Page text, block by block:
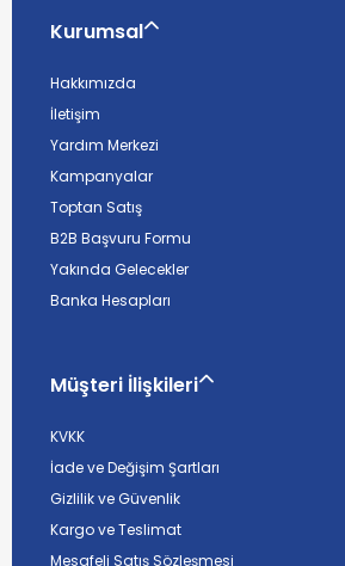
Kurumsal
Hakkımızda
İletişim
Yardım Merkezi
Kampanyalar
Toptan Satış
B2B Başvuru Formu
Yakında Gelecekler
Banka Hesapları
Müşteri İlişkileri
KVKK
İade ve Değişim Şartları
Gizlilik ve Güvenlik
Kargo ve Teslimat
Mesafeli Satış Sözleşmesi